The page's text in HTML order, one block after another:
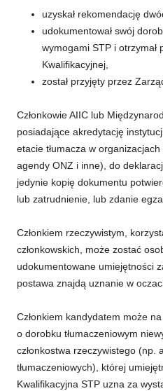
uzyskał rekomendację
udokumentował swój
wymogami STP i otrzymał
Kwalifikacyjnej,
został przyjęty przez
Członkowie AIIC lub
posiadające akredytację
etacie tłumacza w
agendy ONZ i inne), do
jedynie kopię dokumentu
lub zatrudnienie, lub zdanie
Członkiem rzeczywistym,
członkowskich, może zostać
udokumentowane umiejętności
postawa znajdą uznanie w
Członkiem kandydatem może
o dorobku tłumaczeniowym
członkostwa rzeczywistego (np.
tłumaczeniowych), której
Kwalifikacyjna STP uzna za